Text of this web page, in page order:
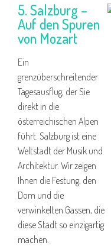
5. Salzburg –
Auf den Spuren
von Mozart
Ein
grenzüberschreitender
Tagesausflug, der Sie
direkt in die
österreichischen Alpen
führt. Salzburg ist eine
Weltstadt der Musik und
Architektur. Wir zeigen
Ihnen die Festung, den
Dom und die
verwinkelten Gassen, die
diese Stadt so einzigartig
machen.